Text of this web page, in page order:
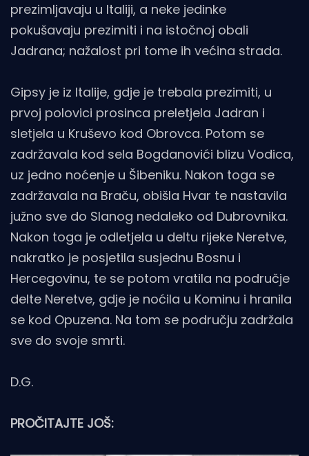
prezimljavaju u Italiji, a neke jedinke
pokušavaju prezimiti i na istočnoj obali
Jadrana; nažalost pri tome ih većina strada.
Gipsy je iz Italije, gdje je trebala prezimiti, u
prvoj polovici prosinca preletjela Jadran i
sletjela u Kruševo kod Obrovca. Potom se
zadržavala kod sela Bogdanovići blizu Vodica,
uz jedno noćenje u Šibeniku. Nakon toga se
zadržavala na Braču, obišla Hvar te nastavila
južno sve do Slanog nedaleko od Dubrovnika.
Nakon toga je odletjela u deltu rijeke Neretve,
nakratko je posjetila susjednu Bosnu i
Hercegovinu, te se potom vratila na područje
delte Neretve, gdje je noćila u Kominu i hranila
se kod Opuzena. Na tom se području zadržala
sve do svoje smrti.
D.G.
PROČITAJTE JOŠ: